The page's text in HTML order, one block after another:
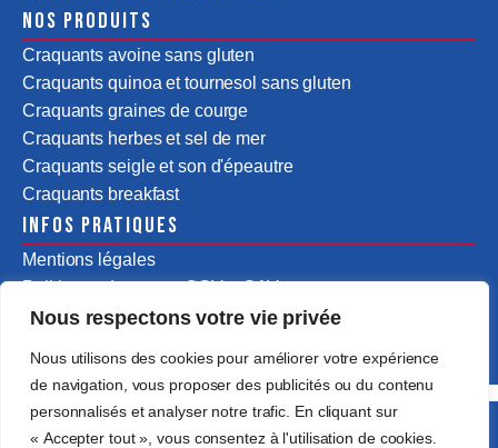
Nous respectons votre vie privée
Nous utilisons des cookies pour améliorer votre expérience
de navigation, vous proposer des publicités ou du contenu
personnalisés et analyser notre trafic. En cliquant sur
« Accepter tout », vous consentez à l'utilisation de cookies.
Nos produits
Craquants avoine sans gluten
Craquants quinoa et tournesol sans gluten
Craquants graines de courge
Craquants herbes et sel de mer
Craquants seigle et son d'épeautre
Craquants breakfast
Infos pratiques
Mentions légales
Politiques de ventes CGV & SAV
Tous droits réservés @2025 Assentus Food by